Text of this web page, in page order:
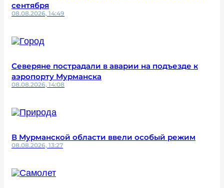
сентября
08.08.2026, 14:49
Северяне пострадали в аварии на подъезде к
аэропорту Мурманска
08.08.2026, 14:08
В Мурманской области ввели особый режим
08.08.2026, 13:27